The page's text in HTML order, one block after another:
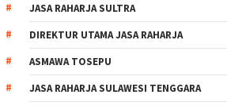
JASA RAHARJA SULTRA
DIREKTUR UTAMA JASA RAHARJA
ASMAWA TOSEPU
JASA RAHARJA SULAWESI TENGGARA